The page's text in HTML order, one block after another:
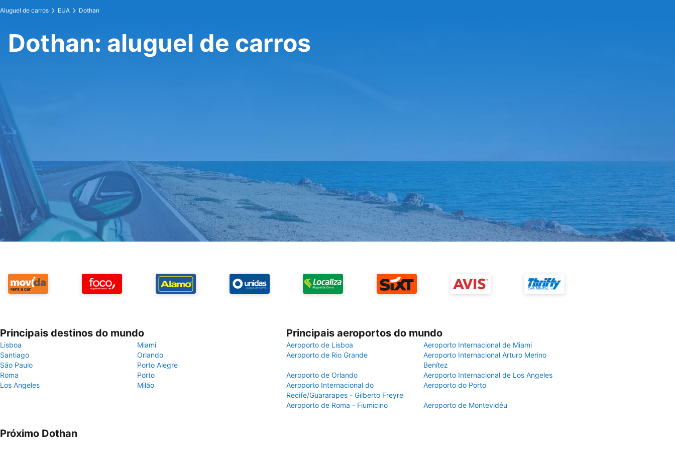
Aluguel de carros EUA Dothan
Dothan: aluguel de carros
Principais destinos do mundo
Lisboa
Miami
Santiago
Orlando
São Paulo
Porto Alegre
Roma
Porto
Los Angeles
Milão
Principais aeroportos do mundo
Aeroporto de Lisboa
Aeroporto Internacional de Miami
Aeroporto de Rio Grande
Aeroporto Internacional Arturo Merino
Benítez
Aeroporto de Orlando
Aeroporto Internacional de Los Angeles
Aeroporto Internacional do
Recife/Guararapes - Gilberto Freyre
Aeroporto do Porto
Aeroporto de Roma - Fiumicino Aeroporto de Montevidéu
Próximo Dothan